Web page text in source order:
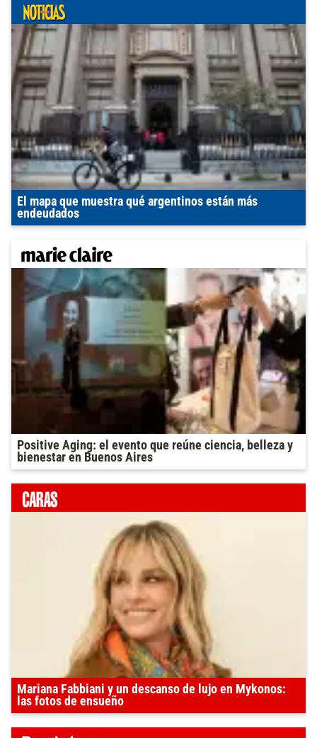
El mapa que muestra qué argentinos están más
endeudados
Positive Aging: el evento que reúne ciencia, belleza y
bienestar en Buenos Aires
Mariana Fabbiani y un descanso de lujo en Mykonos:
las fotos de ensueño